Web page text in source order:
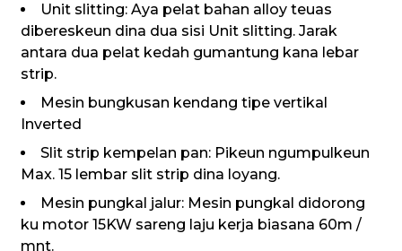
Unit slitting: Aya pelat bahan alloy teuas
dibereskeun dina dua sisi Unit slitting. Jarak
antara dua pelat kedah gumantung kana lebar
strip.
Mesin bungkusan kendang tipe vertikal
Inverted
Slit strip kempelan pan: Pikeun ngumpulkeun
Max. 15 lembar slit strip dina loyang.
Mesin pungkal jalur: Mesin pungkal didorong
ku motor 15KW sareng laju kerja biasana 60m /
mnt.